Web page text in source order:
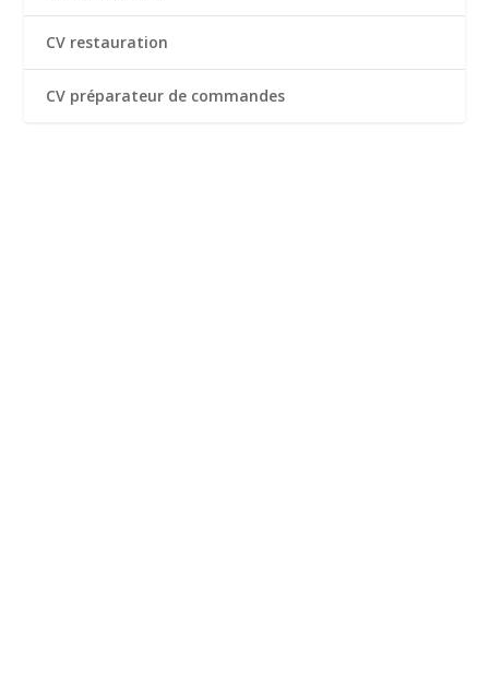
CV restauration
CV préparateur de commandes